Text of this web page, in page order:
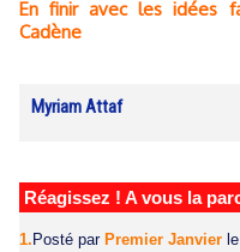
En finir avec les idées
Cadène
Myriam Attaf
Réagissez ! A vous la
1. Posté par Premier Janvier